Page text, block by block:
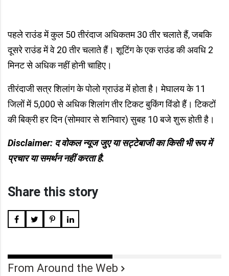
पहले राउंड में कुल 50 तीरंदाज अधिकतम 30 तीर चलाते हैं, जबकि
दूसरे राउंड में वे 20 तीर चलाते हैं। शूटिंग के एक राउंड की अवधि 2
मिनट से अधिक नहीं होनी चाहिए।
तीरंदाजी सत्र शिलांग के पोलो ग्राउंड में होता है। मेघालय के 11
जिलों में 5,000 से अधिक शिलांग तीर टिकट बुकिंग विंडो हैं। टिकटों
की बिक्री हर दिन (सोमवार से शनिवार) सुबह 10 बजे शुरू होती है।
Disclaimer: द वोकल न्यूज जुए या सट्टेबाजी का किसी भी रूप में
प्रचार या समर्थन नहीं करता है.
Share this story
From Around the Web